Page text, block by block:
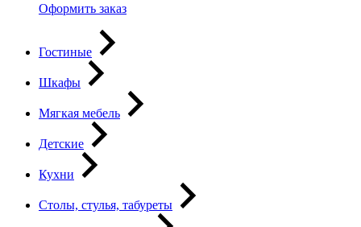
Оформить заказ
Гостиные
Шкафы
Мягкая мебель
Детские
Кухни
Столы, стулья, табуреты